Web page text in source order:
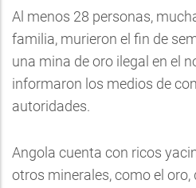
Al menos 28 personas,
familia, murieron el fin de
una mina de oro ilegal en el
informaron los medios de
autoridades.
Angola cuenta con ricos
otros minerales, como el oro,